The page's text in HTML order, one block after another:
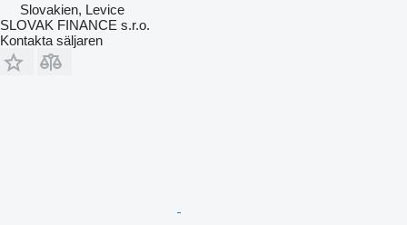
Slovakien, Levice
SLOVAK FINANCE s.r.o.
Kontakta säljaren